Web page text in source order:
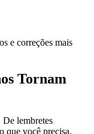
e correções mais
Tornam
De lembretes
que você precisa.